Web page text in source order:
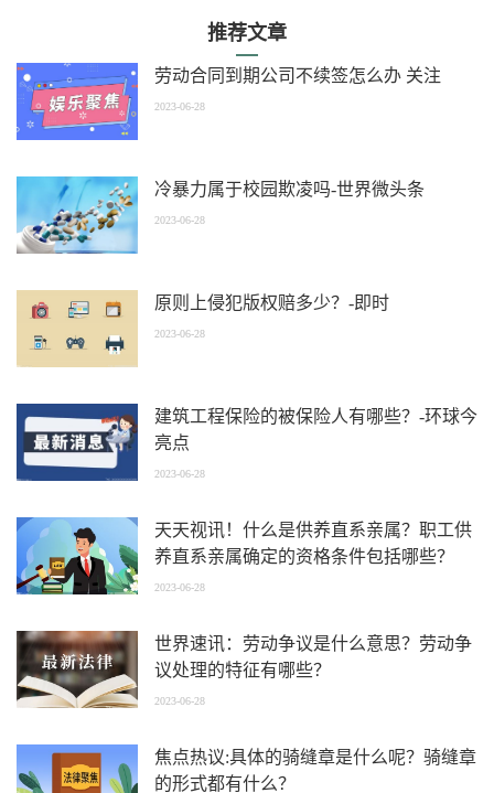
推荐文章
劳动合同到期公司不续签怎么办 关注
2023-06-28
冷暴力属于校园欺凌吗-世界微头条
2023-06-28
原则上侵犯版权赔多少？-即时
2023-06-28
建筑工程保险的被保险人有哪些？-环球今
亮点
2023-06-28
天天视讯！什么是供养直系亲属？职工供
养直系亲属确定的资格条件包括哪些？
2023-06-28
世界速讯：劳动争议是什么意思？劳动争
议处理的特征有哪些？
2023-06-28
焦点热议:具体的骑缝章是什么呢？骑缝章
的形式都有什么？